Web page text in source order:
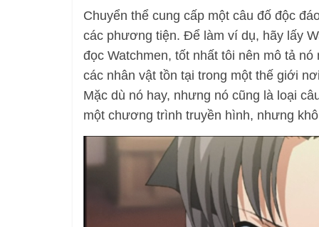
Chuyển thể cung cấp một câu đố độc
các phương tiện. Để làm ví dụ, hãy lấy
đọc Watchmen, tốt nhất tôi nên mô tả
các nhân vật tồn tại trong một thế giới
Mặc dù nó hay, nhưng nó cũng là loại
một chương trình truyền hình, nhưng